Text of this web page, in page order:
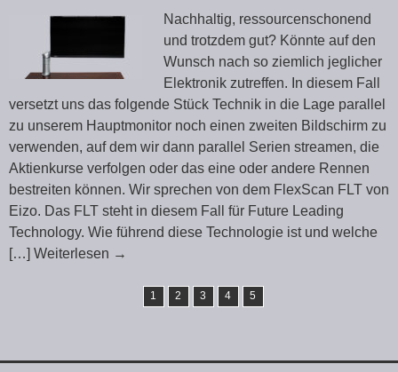
Nachhaltig, ressourcenschonend
und trotzdem gut? Könnte auf den
Wunsch nach so ziemlich jeglicher
Elektronik zutreffen. In diesem Fall
versetzt uns das folgende Stück Technik in die Lage parallel
zu unserem Hauptmonitor noch einen zweiten Bildschirm zu
verwenden, auf dem wir dann parallel Serien streamen, die
Aktienkurse verfolgen oder das eine oder andere Rennen
bestreiten können. Wir sprechen von dem FlexScan FLT von
Eizo. Das FLT steht in diesem Fall für Future Leading
Technology. Wie führend diese Technologie ist und welche
[…] Weiterlesen →
1 2 3 4 5